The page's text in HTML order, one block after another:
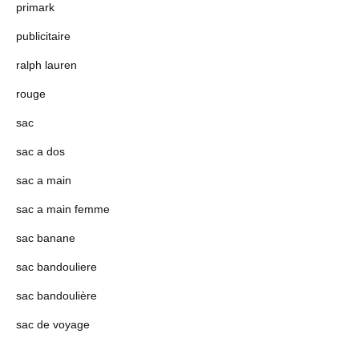
primark
publicitaire
ralph lauren
rouge
sac
sac a dos
sac a main
sac a main femme
sac banane
sac bandouliere
sac bandoulière
sac de voyage